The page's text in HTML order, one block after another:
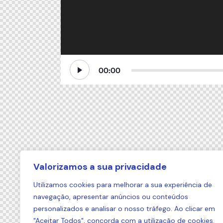
Valorizamos a sua privacidade
Utilizamos cookies para melhorar a sua experiência de
navegação, apresentar anúncios ou conteúdos
personalizados e analisar o nosso tráfego. Ao clicar em
"Aceitar Todos", concorda com a utilização de cookies.
00:00